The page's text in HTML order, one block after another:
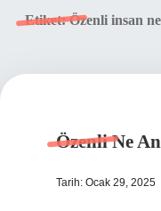
Etiket:Özenli insan
Özenli Ne
Tarih: Ocak 29, 2025